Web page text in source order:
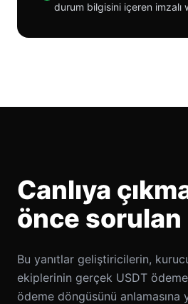
durum bilgisini içeren imzalı
Canlıya
önce
Bu yanıtlar geliştiricilerin,
ekiplerinin gerçek USDT
ödeme döngüsünü anlamasına